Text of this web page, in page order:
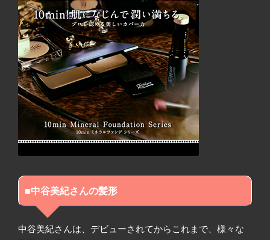
■中谷美紀さんの髪形
中谷美紀さんは、デビューされてからこれまで、様々な